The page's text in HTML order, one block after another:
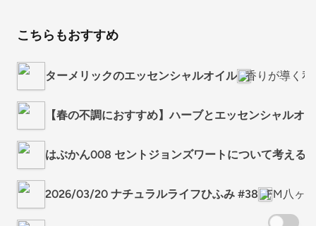
こちらもおすすめ
ターメリックのエッセンシャルオイル 香りが導く私
【春の不調におすすめ】ハーブとエッセンシャルオ
はぶかん008 セントジョンズワートについて考える
2026/03/20 ナチュラルライフひふみ #38 FM八ヶ